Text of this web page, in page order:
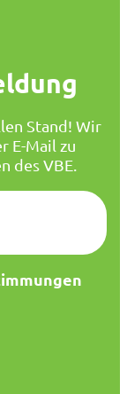
Stand! Wir
E-Mail zu
des VBE.